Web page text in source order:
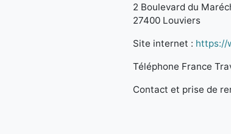
2 Boulevard du
27400 Louviers
Site internet : https://
Téléphone France
Contact et prise de